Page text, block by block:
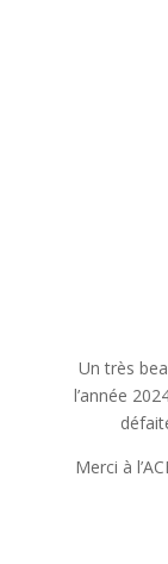
Un très
l’année
Merci à